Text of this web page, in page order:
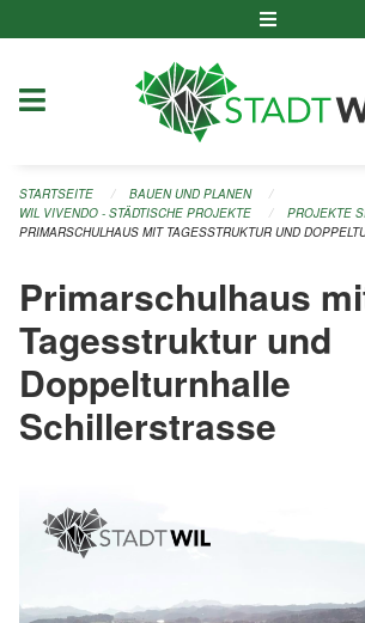
STARTSEITE
BAUEN UND PLANEN
WIL VIVENDO - STÄDTISCHE PROJEKTE
PROJEKTE
PRIMARSCHULHAUS MIT TAGESSTRUKTUR UND
Primarschulhaus
Tagesstruktur und
Doppelturnhalle
Schillerstrasse